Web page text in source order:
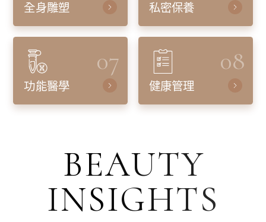
全身雕塑 私密保養
07
功能醫學
08
健康管理
BEAUTY
INSIGHTS